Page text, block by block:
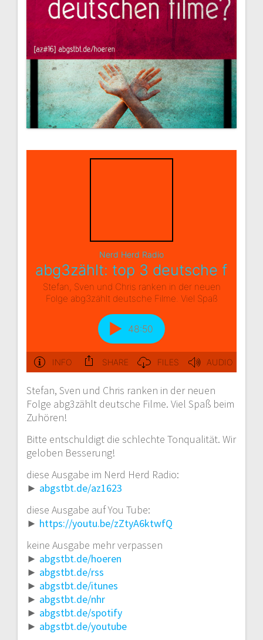
Stefan, Sven und Chris ranken in der neuen
Folge abg3zählt deutsche Filme. Viel Spaß beim
Zuhören!
Bitte entschuldigt die schlechte Tonqualität. Wir
geloben Besserung!
diese Ausgabe im Nerd Herd Radio:
► abgstbt.de/az1623
diese Ausgabe auf You Tube:
► https://youtu.be/zZtyA6ktwfQ
keine Ausgabe mehr verpassen
► abgstbt.de/hoeren
► abgstbt.de/rss
► abgstbt.de/itunes
► abgstbt.de/nhr
► abgstbt.de/spotify
► abgstbt.de/youtube